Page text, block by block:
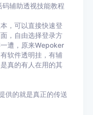
辅助透视技能教程
，可以直接快速登
，自由选择登录方
遭，原来Wepoker
软件透明挂，有辅
真的有人在用的其
供的就是真正的传送